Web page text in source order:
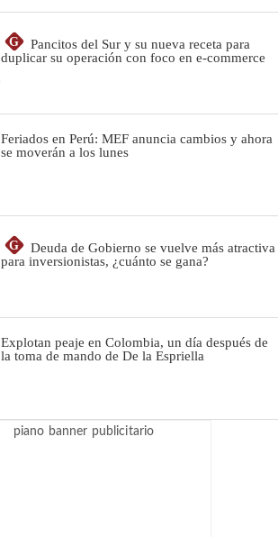
G
Pancitos del Sur y su nueva receta para
duplicar su operación con foco en e-commerce
Feriados en Perú: MEF anuncia cambios y ahora
se moverán a los lunes
G
Deuda de Gobierno se vuelve más atractiva
para inversionistas, ¿cuánto se gana?
Explotan peaje en Colombia, un día después de
la toma de mando de De la Espriella